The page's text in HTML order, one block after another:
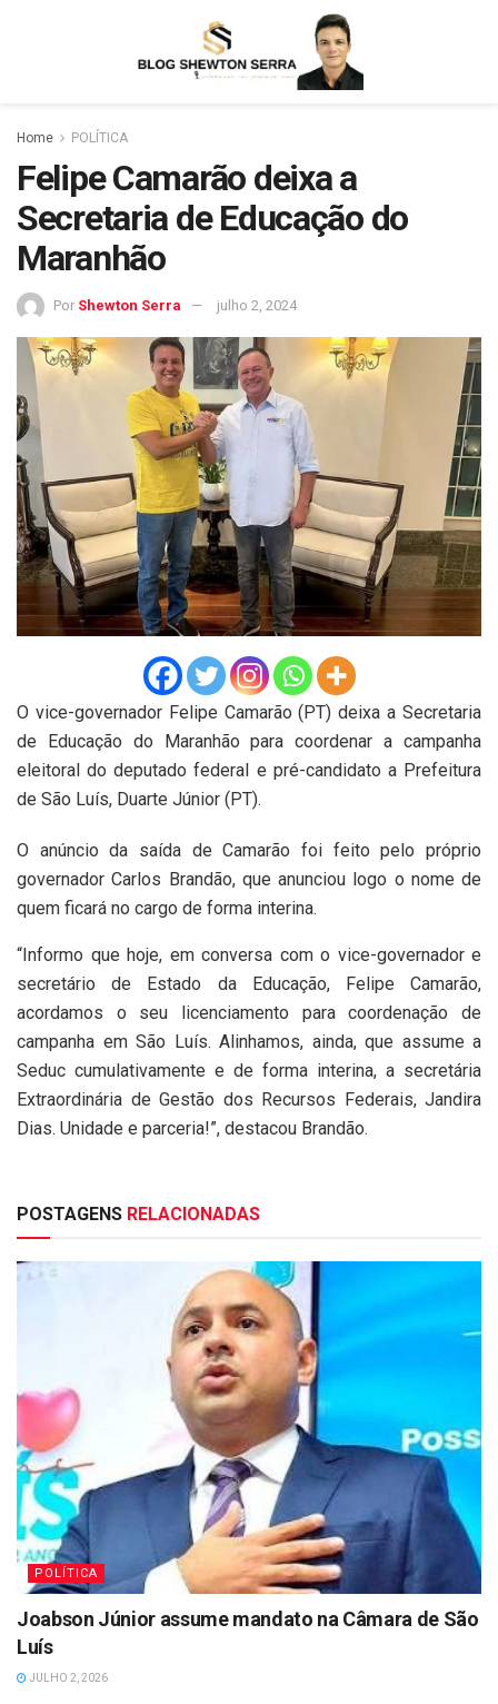
Home POLÍTICA
Felipe Camarão deixa a
Secretaria de Educação do
Maranhão
Por Shewton Serra julho 2, 2024
O vice-governador Felipe Camarão (PT) deixa a Secretaria
de Educação do Maranhão para coordenar a campanha
eleitoral do deputado federal e pré-candidato a Prefeitura
de São Luís, Duarte Júnior (PT).
O anúncio da saída de Camarão foi feito pelo próprio
governador Carlos Brandão, que anunciou logo o nome de
quem ficará no cargo de forma interina.
“Informo que hoje, em conversa com o vice-governador e
secretário de Estado da Educação, Felipe Camarão,
acordamos o seu licenciamento para coordenação de
campanha em São Luís. Alinhamos, ainda, que assume a
Seduc cumulativamente e de forma interina, a secretária
Extraordinária de Gestão dos Recursos Federais, Jandira
Dias. Unidade e parceria!”, destacou Brandão.
POSTAGENS RELACIONADAS
POLÍTICA
Joabson Júnior assume mandato na Câmara de São
Luís
JULHO 2, 2026